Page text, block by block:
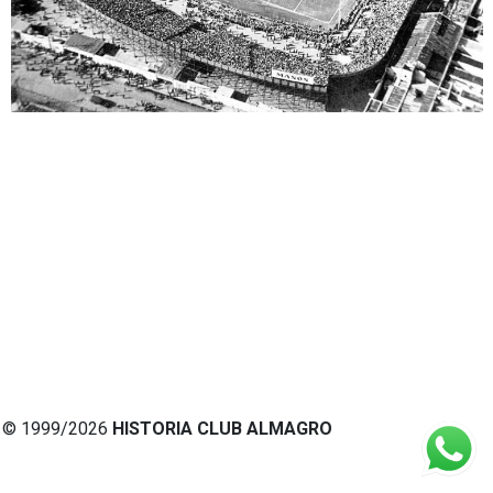
© 1999/2026 HISTORIA CLUB ALMAGRO